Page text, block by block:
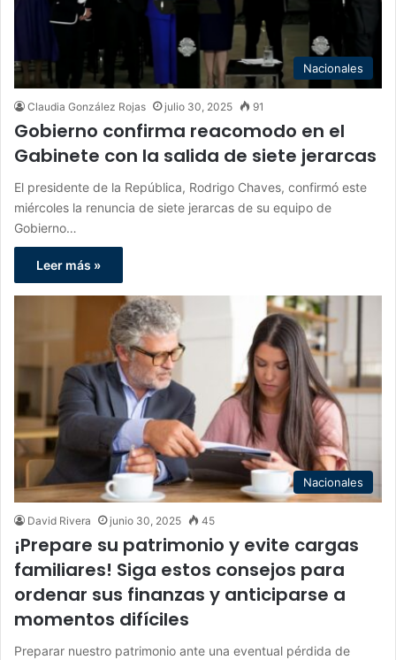
Nacionales
Claudia González Rojas julio 30, 2025 91
Gobierno confirma reacomodo en el
Gabinete con la salida de siete jerarcas
El presidente de la República, Rodrigo Chaves, confirmó este
miércoles la renuncia de siete jerarcas de su equipo de
Gobierno…
Leer más »
Nacionales
David Rivera junio 30, 2025 45
¡Prepare su patrimonio y evite cargas
familiares! Siga estos consejos para
ordenar sus finanzas y anticiparse a
momentos difíciles
Preparar nuestro patrimonio ante una eventual pérdida de